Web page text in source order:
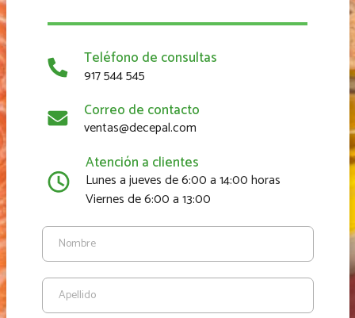
Teléfono de consultas
917 544 545
Correo de contacto
ventas@decepal.com
Atención a clientes
Lunes a jueves de 6:00 a 14:00 horas
Viernes de 6:00 a 13:00